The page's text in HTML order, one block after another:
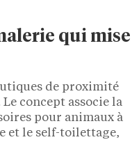
qui mise
de proximité
concept associe la
pour animaux à
et le self-toilettage,